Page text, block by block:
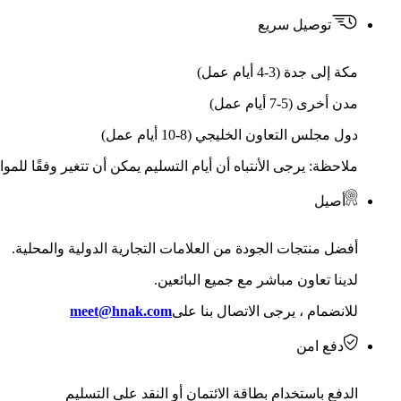
توصيل سريع
مكة إلى جدة (3-4 أيام عمل)
مدن أخرى (5-7 أيام عمل)
دول مجلس التعاون الخليجي (8-10 أيام عمل)
ملاحظة: يرجى الأنتباه أن أيام التسليم يمكن أن تتغير وفقًا
أصيل
أفضل منتجات الجودة من العلامات التجارية الدولية والمحلية.
لدينا تعاون مباشر مع جميع البائعين.
للانضمام ، يرجى الاتصال بنا علىmeet@hnak.com
دفع امن
الدفع باستخدام بطاقة الائتمان أو النقد على التسليم